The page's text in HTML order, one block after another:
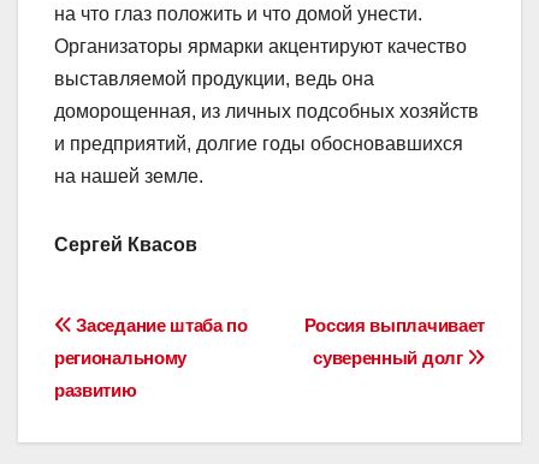
на что глаз положить и что домой унести.
Организаторы ярмарки акцентируют качество
выставляемой продукции, ведь она
доморощенная, из личных подсобных хозяйств
и предприятий, долгие годы обосновавшихся
на нашей земле.
Сергей Квасов
Навигация
по
записям
Россия выплачивает
суверенный долг
Заседание штаба по
региональному
развитию